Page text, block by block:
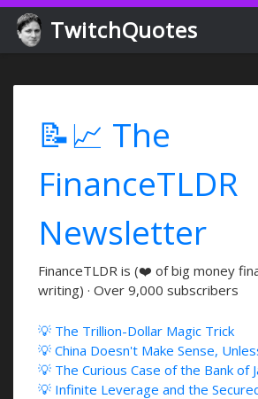
TwitchQuotes
📝📈 The
FinanceTLDR
Newsletter
FinanceTLDR is (❤️ of big money
writing) · Over 9,000 subscribers
💡 The Trillion-Dollar Magic Trick
💡 China Doesn't Make Sense,
💡 The Curious Case of the Bank of
💡 Infinite Leverage and the